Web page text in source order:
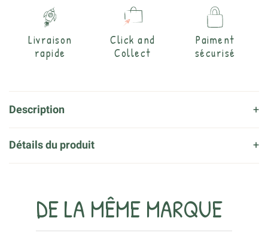
Livraison
rapide
Click and
Collect
Paiment
sécurisé
Description
Détails du produit
DE LA MÊME MARQUE